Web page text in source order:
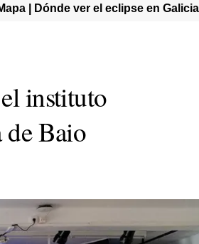
| Dónde ver el eclipse en Galicia
instituto
Baio